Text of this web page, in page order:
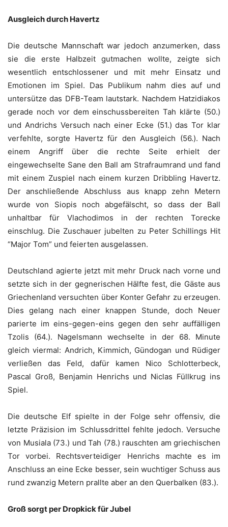
Ausgleich durch Havertz
Die deutsche Mannschaft war jedoch anzumerken, dass
sie die erste Halbzeit gutmachen wollte, zeigte sich
wesentlich entschlossener und mit mehr Einsatz und
Emotionen im Spiel. Das Publikum nahm dies auf und
untersütze das DFB-Team lautstark. Nachdem Hatzidiakos
gerade noch vor dem einschussbereiten Tah klärte (50.)
und Andrichs Versuch nach einer Ecke (51.) das Tor klar
verfehlte, sorgte Havertz für den Ausgleich (56.). Nach
einem Angriff über die rechte Seite erhielt der
eingewechselte Sane den Ball am Strafraumrand und fand
mit einem Zuspiel nach einem kurzen Dribbling Havertz.
Der anschließende Abschluss aus knapp zehn Metern
wurde von Siopis noch abgefälscht, so dass der Ball
unhaltbar für Vlachodimos in der rechten Torecke
einschlug. Die Zuschauer jubelten zu Peter Schillings Hit
“Major Tom” und feierten ausgelassen.
Deutschland agierte jetzt mit mehr Druck nach vorne und
setzte sich in der gegnerischen Hälfte fest, die Gäste aus
Griechenland versuchten über Konter Gefahr zu erzeugen.
Dies gelang nach einer knappen Stunde, doch Neuer
parierte im eins-gegen-eins gegen den sehr auffälligen
Tzolis (64.). Nagelsmann wechselte in der 68. Minute
gleich viermal: Andrich, Kimmich, Gündogan und Rüdiger
verließen das Feld, dafür kamen Nico Schlotterbeck,
Pascal Groß, Benjamin Henrichs und Niclas Füllkrug ins
Spiel.
Die deutsche Elf spielte in der Folge sehr offensiv, die
letzte Präzision im Schlussdrittel fehlte jedoch. Versuche
von Musiala (73.) und Tah (78.) rauschten am griechischen
Tor vorbei. Rechtsverteidiger Henrichs machte es im
Anschluss an eine Ecke besser, sein wuchtiger Schuss aus
rund zwanzig Metern prallte aber an den Querbalken (83.).
Groß sorgt per Dropkick für Jubel